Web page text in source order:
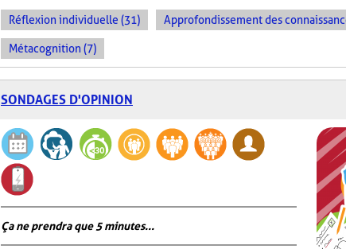
Réflexion individuelle (31) Approfondissement des
Métacognition (7)
SONDAGES D'OPINION
Ça ne prendra que 5 minutes...